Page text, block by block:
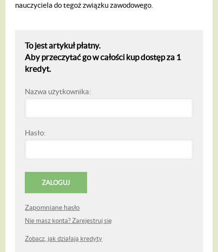
nauczyciela do tegoż związku zawodowego.
To jest artykuł płatny.
Aby przeczytać go w całości kup dostęp za 1
kredyt.
Nazwa użytkownika:
Hasło:
Zapomniane hasło
Nie masz konta? Zarejestruj się
Zobacz, jak działają kredyty